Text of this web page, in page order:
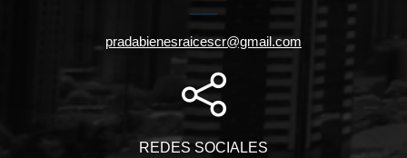
pradabienesraicescr@gmail.com
REDES SOCIALES